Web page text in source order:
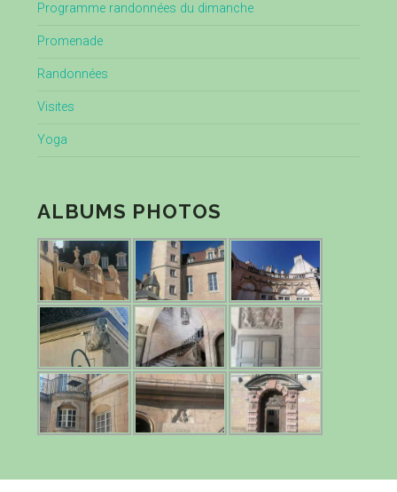
Programme randonnées du dimanche
Promenade
Randonnées
Visites
Yoga
ALBUMS PHOTOS